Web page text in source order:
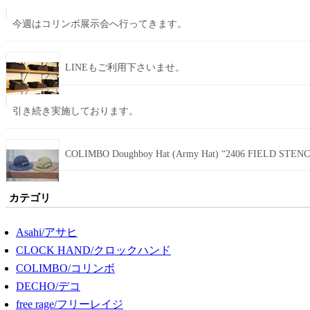
今週はコリンボ展示会へ行ってきます。
LINEもご利用下さいませ。
引き続き実施しております。
COLIMBO Doughboy Hat (Army Hat) “2406 FIELD
カテゴリ
Asahi/アサヒ
CLOCK HAND/クロックハンド
COLIMBO/コリンボ
DECHO/デコ
free rage/フリーレイジ